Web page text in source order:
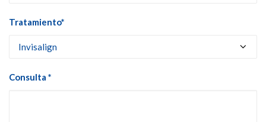
Tratamiento*
Consulta *